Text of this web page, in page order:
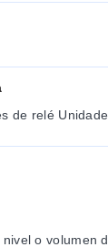
-99999 a 999999
o